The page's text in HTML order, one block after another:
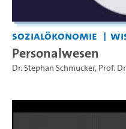
Sozialökonomie
Personalwesen
Dr. Stephan Schmucker, Prof.